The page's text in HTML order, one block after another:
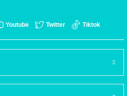
Youtube Twitter Tiktok